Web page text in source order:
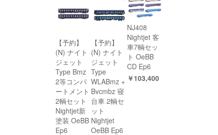
【予約】
(N) ナイト
ジェット
Type Bmz
2等コンパ
ートメント
2輌セット
Nightjet新
塗装 OeBB
Ep6
【予約】
(N) ナイト
ジェット
Type
WLABmz +
Bvcmbz 寝
台車 2輌セ
ット
Nightjet
OeBB Ep6
NJ408
Nightjet 客
車7輌セッ
ト OeBB
CD Ep6
￥103,400